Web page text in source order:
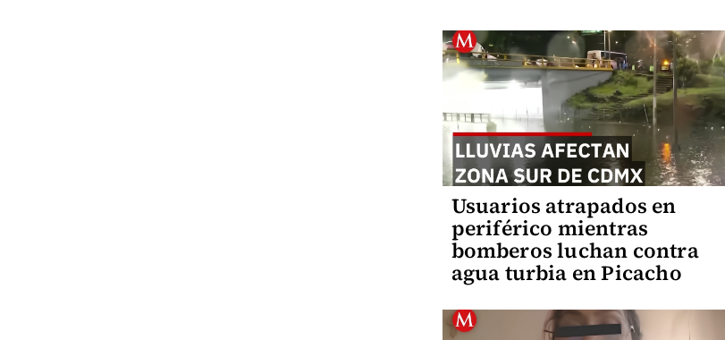
Usuarios atrapados en
periférico mientras
bomberos luchan contra
agua turbia en Picacho